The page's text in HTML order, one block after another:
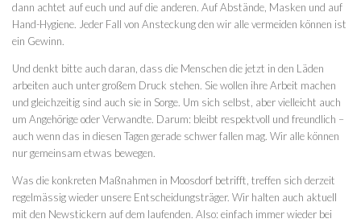
dann achtet auf euch und auf die anderen. Auf Abstände, Masken und auf
Hand-Hygiene. Jeder Fall von Ansteckung den wir alle vermeiden können ist
ein Gewinn.
Und denkt bitte auch daran, dass die Menschen die jetzt in den Läden
arbeiten auch unter großem Druck stehen. Sie wollen ihre Arbeit machen
und gleichzeitig sind auch sie in Sorge. Um sich selbst, aber vielleicht auch
um Angehörige oder Verwandte. Darum: bleibt respektvoll und freundlich –
auch wenn das in diesen Tagen gerade schwer fallen mag. Wir alle können
nur gemeinsam etwas bewegen.
Was die konkreten Maßnahmen in Moosdorf betrifft, treffen sich derzeit
regelmässig wieder unsere Entscheidungsträger. Wir halten auch aktuell
mit den Newstickern auf dem laufenden. Also: einfach immer wieder bei